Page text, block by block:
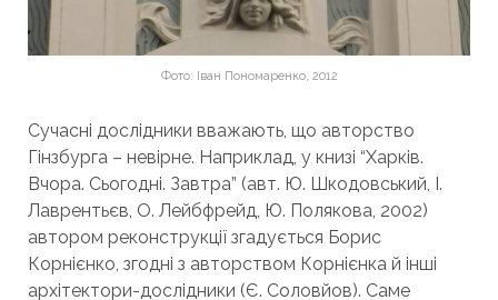
Фото: Іван Пономаренко, 2012
Сучасні дослідники вважають, що авторство
Гінзбурга – невірне. Наприклад, у книзі “Харків.
Вчора. Сьогодні. Завтра” (авт. Ю. Шкодовський, І.
Лаврентьєв, О. Лейбфрейд, Ю. Полякова, 2002)
автором реконструкції згадується Борис
Корнієнко, згодні з авторством Корнієнка й інші
архітектори-дослідники (Є. Соловйов). Саме